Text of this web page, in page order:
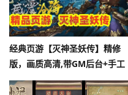
经典页游【灭神圣妖传】精修
版，画质高清,带GM后台+手工
外网端架设教程